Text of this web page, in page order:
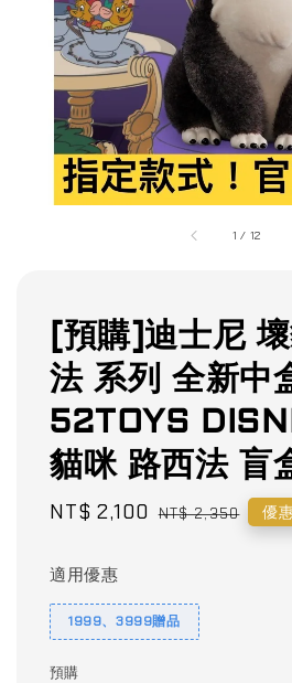
1 / 12
[預購]迪士尼
法 系列 全新中
52TOYS
貓咪 路西法 盲
Sale
NT$ 2,100 Regular
NT$ 2,350 優
適用優惠
1999、3999贈品
預購